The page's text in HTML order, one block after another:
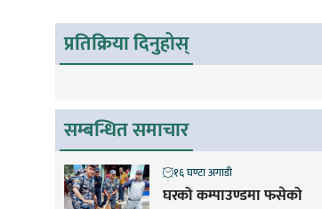
प्रतिक्रिया दिनुहोस्
सम्बन्धित समाचार
घरको कम्पाउण्डमा फसेको
१६ घण्टा अगाडी